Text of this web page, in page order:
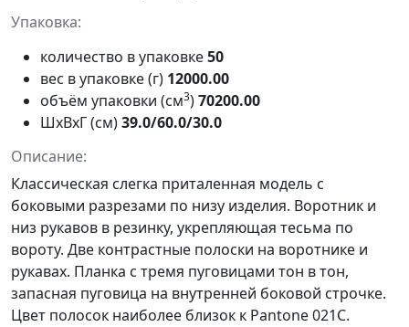
Упаковка:
количество в упаковке50
вес в упаковке (г) 12000.00
объём упаковки (см3)70200.00
ШxВxГ (см)39.0/60.0/30.0
Описание:
Классическая слегка приталенная модель с
боковыми разрезами по низу изделия. Воротник и
низ рукавов в резинку, укрепляющая тесьма по
вороту. Две контрастные полоски на воротнике и
рукавах. Планка с тремя пуговицами тон в тон,
запасная пуговица на внутренней боковой строчке.
Цвет полосок наиболее близок к Pantone 021С.